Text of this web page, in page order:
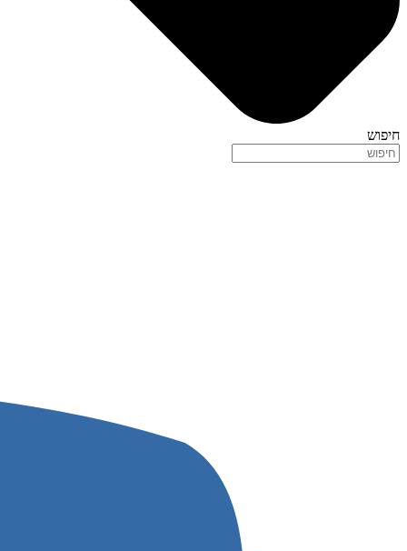
חיפוש